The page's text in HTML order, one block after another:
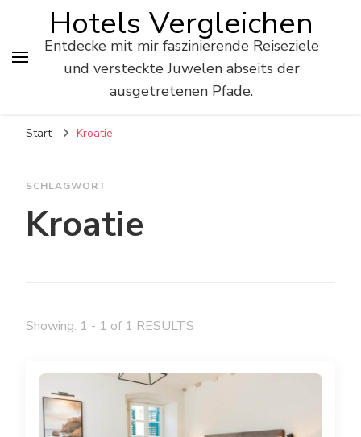
Hotels Vergleichen
Entdecke mit mir faszinierende Reiseziele
und versteckte Juwelen abseits der
ausgetretenen Pfade.
Start Kroatie
SCHLAGWORT
Kroatie
Showing: 1 - 1 of 1 RESULTS